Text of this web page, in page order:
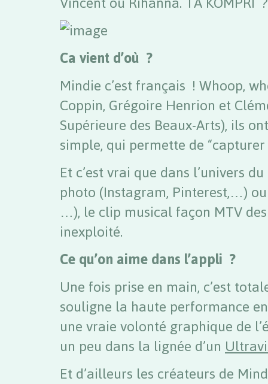
Ca vient d’où ?
Mindie c’est français ! Whoop,
Coppin, Grégoire Henrion et
Supérieure des Beaux-Arts), ils
simple, qui permette de
Et c’est vrai que dans l’univers
photo (Instagram, Pinterest,…)
…), le clip musical façon MTV
inexploité.
Ce qu’on aime dans l’appli ?
Une fois prise en main, c’est
souligne la haute performance
une vraie volonté graphique de
un peu dans la lignée d’un
Et d’ailleurs les créateurs de